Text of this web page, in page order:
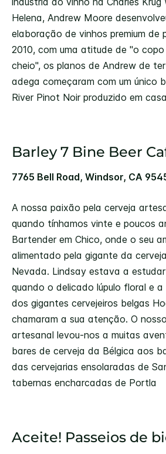
Helena, Andrew Moore
elaboração de vinhos premium de
2010, com uma atitude de "o
cheio", os planos de Andrew de
adega começaram com um único
River Pinot Noir produzido em
Barley 7 Bine Beer
7765 Bell Road, Windsor, CA
A nossa paixão pela cerveja
quando tínhamos vinte e poucos
Bartender em Chico, onde o seu
alimentado pela gigante da
Nevada. Lindsay estava a
quando o delicado lúpulo floral e a
dos gigantes cervejeiros belgas
chamaram a sua atenção. O
artesanal levou-nos a muitas
bares de cerveja da Bélgica aos
das cervejarias ensolaradas de
tabernas encharcadas de Portla
Aceite! Passeios de